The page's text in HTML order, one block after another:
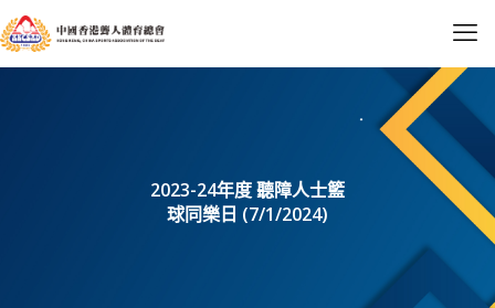
2023-24年度 聽障人士籃
球同樂日 (7/1/2024)